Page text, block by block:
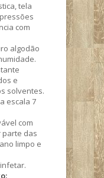
tela
com
algodão
e
solventes.
escala 7
com
parte das
limpo e